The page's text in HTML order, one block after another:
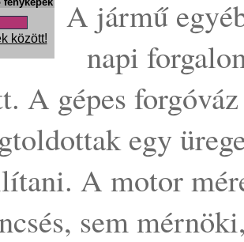
A jármű
napi
A gépes
egy
A motor
sem